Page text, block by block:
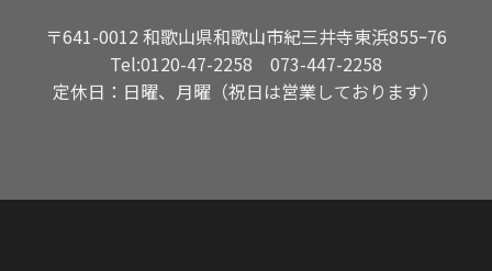
〒641-0012 和歌山県和歌山市紀三井寺東浜855ｰ76
Tel:0120-47-2258
073-447-2258
定休日：日曜、月曜（祝日は営業しております）